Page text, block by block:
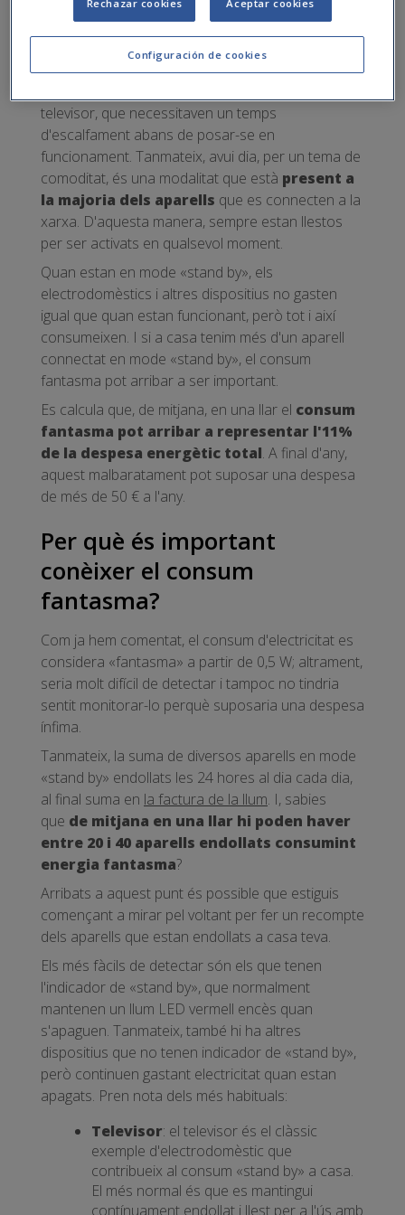
Per indicar aquesta mena de consum elèctric
també s'empra el termestand by.
Aquest mode «en espera» dels aparells elèctrics
televisor, que necessitaven un temps
d'escalfament abans de posar-se en
funcionament. Tanmateix, avui dia, per un tema de
comoditat, és una modalitat que està present a
la majoria dels aparells que es connecten a la
xarxa. D'aquesta manera, sempre estan llestos
per ser activats en qualsevol moment.
Quan estan en mode «stand by», els
electrodomèstics i altres dispositius no gasten
igual que quan estan funcionant, però tot i així
consumeixen. I si a casa tenim més d'un aparell
connectat en mode «stand by», el consum
fantasma pot arribar a ser important.
Es calcula que, de mitjana, en una llar el consum
fantasma pot arribar a representar l'11%
de la despesa energètic total. A final d'any,
aquest malbaratament pot suposar una despesa
de més de 50 € a l'any.
Per què és important
conèixer el consum
fantasma?
Com ja hem comentat, el consum d'electricitat es
considera «fantasma» a partir de 0,5 W; altrament,
seria molt difícil de detectar i tampoc no tindria
sentit monitorar-lo perquè suposaria una despesa
ínfima.
Tanmateix, la suma de diversos aparells en mode
«stand by» endollats les 24 hores al dia cada dia,
al final suma en la factura de la llum. I, sabies
que de mitjana en una llar hi poden haver
entre 20 i 40 aparells endollats consumint
energia fantasma?
Arribats a aquest punt és possible que estiguis
començant a mirar pel voltant per fer un recompte
dels aparells que estan endollats a casa teva.
Els més fàcils de detectar són els que tenen
l'indicador de «stand by», que normalment
mantenen un llum LED vermell encès quan
s'apaguen. Tanmateix, també hi ha altres
dispositius que no tenen indicador de «stand by»,
però continuen gastant electricitat quan estan
apagats. Pren nota dels més habituals:
Televisor: el televisor és el clàssic
exemple d'electrodomèstic que
contribueix al consum «stand by» a casa.
El més normal és que es mantingui
contínuament endollat i llest per a l'ús amb
Configuración de cookies
Rechazar cookies Aceptar cookies